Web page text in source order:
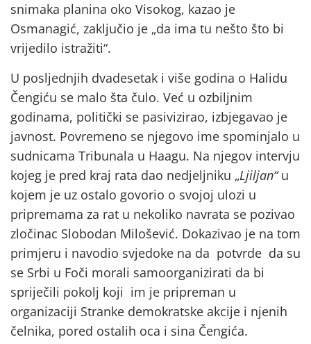
snimaka planina oko Visokog, kazao je
Osmanagić, zaključio je „da ima tu nešto što bi
vrijedilo istražiti“.
U posljednjih dvadesetak i više godina o Halidu
Čengiću se malo šta čulo. Već u ozbiljnim
godinama, politički se pasivizirao, izbjegavao je
javnost. Povremeno se njegovo ime spominjalo u
sudnicama Tribunala u Haagu. Na njegov intervju
kojeg je pred kraj rata dao nedjeljniku „Ljiljan“u
kojem je uz ostalo govorio o svojoj ulozi u
pripremama za rat u nekoliko navrata se pozivao
zločinac Slobodan Milošević. Dokazivao je na tom
primjeru i navodio svjedoke na da potvrde da su
se Srbi u Foči morali samoorganizirati da bi
spriječili pokolj koji im je pripreman u
organizaciji Stranke demokratske akcije i njenih
čelnika, pored ostalih oca i sina Čengića.